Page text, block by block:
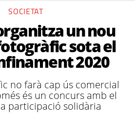
SOCIETAT
un nou
sota el
2020
no farà cap ús comercial
és un concurs amb el
participació solidària